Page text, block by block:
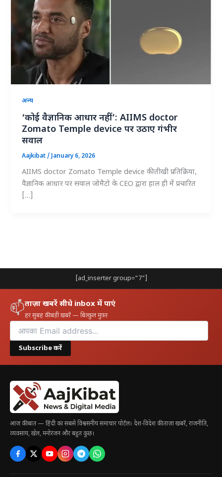
अन्य
‘कोई वैज्ञानिक आधार नहीं’: AIIMS doctor
Zomato Temple device पर उठाए गंभीर
सवाल
Aajkibat/January 6, 2026
AIIMS doctor Zomato Temple device की तीखी प्रतिक्रिया,
वैज्ञानिक आधार पर सवाल जोमैटो के CEO द्वारा हाल ही में प्रचारित
[…]
[ad_inserter group="7"]
📫ताज़ा खबरें सीधे inbox में पाएं
हर सुबह की बड़ी खबरें — बिल्कुल मुफ़्त
Subscribe करें
आज की बात — हिंदी का सबसे विश्वसनीय समाचार पोर्टल। देश-विदेश की ताज़ा खबरें, राजनीति,
व्यवसाय, खेल, मनोरंजन और बहुत कुछ।